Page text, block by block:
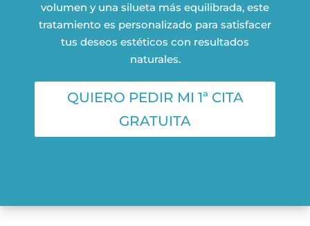
volumen y una silueta más equilibrada, este
tratamiento es personalizado para satisfacer
tus deseos estéticos con resultados
naturales.
QUIERO PEDIR MI 1ª CITA
GRATUITA